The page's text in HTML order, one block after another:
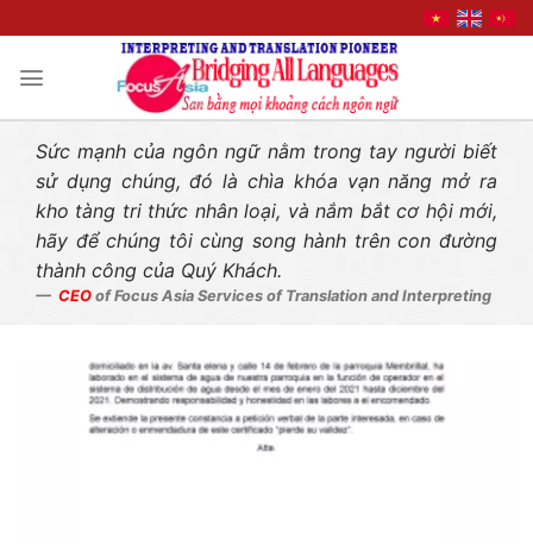
Sức mạnh của ngôn ngữ nằm trong tay người biết
sử dụng chúng, đó là chìa khóa vạn năng mở ra
kho tàng tri thức nhân loại, và nắm bắt cơ hội mới,
hãy để chúng tôi cùng song hành trên con đường
thành công của Quý Khách.
CEO of Focus Asia Services of Translation and Interpreting